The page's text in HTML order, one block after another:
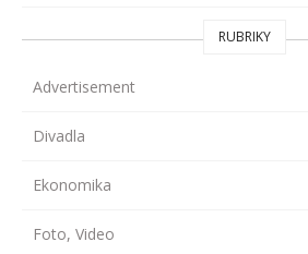
RUBRIKY
Advertisement
Divadla
Ekonomika
Foto, Video